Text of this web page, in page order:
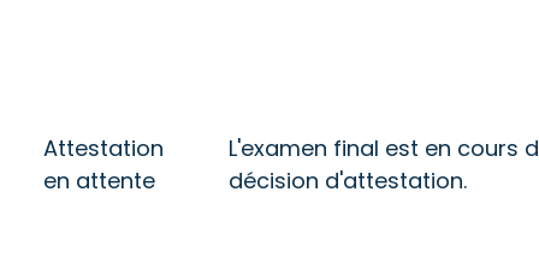
Attestation
en attente
L'examen final est en cours
décision d'attestation.